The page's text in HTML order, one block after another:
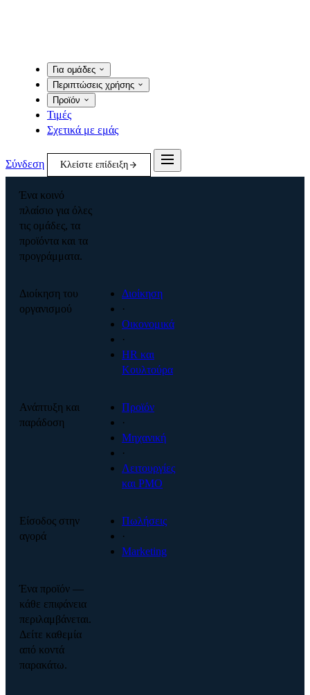
Για ομάδες
Περιπτώσεις χρήσης
Προϊόν
Τιμές
Σχετικά με εμάς
Σύνδεση Κλείστε επίδειξη
Ένα κοινό
πλαίσιο για όλες
τις ομάδες, τα
προϊόντα και τα
προγράμματα.
Διοίκηση του
οργανισμού
Διοίκηση
·
Οικονομικά
·
HR και
Κουλτούρα
Ανάπτυξη και
παράδοση
Προϊόν
·
Μηχανική
·
Λειτουργίες
και PMO
Είσοδος στην
αγορά
Πωλήσεις
·
Marketing
Ένα προϊόν —
κάθε επιφάνεια
περιλαμβάνεται.
Δείτε καθεμία
από κοντά
παρακάτω.